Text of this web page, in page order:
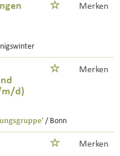
Merken
m/d)
Merken
/ Bonn
Merken